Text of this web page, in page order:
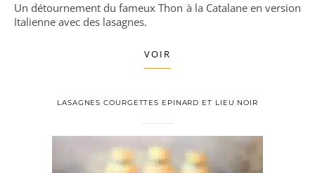
Un détournement du fameux Thon à la Catalane en version
Italienne avec des lasagnes.
VOIR
LASAGNES COURGETTES EPINARD ET LIEU NOIR